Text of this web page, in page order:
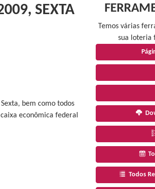
SEXTA
bem como todos
econômica federal
Temos várias
sua loteria
Todos